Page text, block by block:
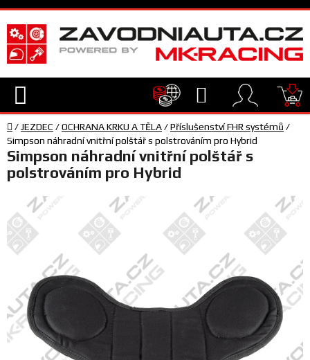
Přejít
na
obsah
Hledat
TECHNIKA
VYBAVENÍ
JEZDEC
TÝM
SERVIS
FANOUŠCI
Domů
/ JEZDEC /OCHRANA KRKU A TĚLA/Příslušenství FHR systémů /
Simpson náhradní vnitřní polštář s polstrováním pro Hybrid
Simpson náhradní vnitřní polštář s
polstrováním pro Hybrid